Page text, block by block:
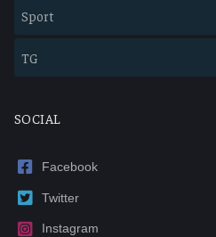
Sport
TG
SOCIAL
Facebook
Twitter
Instagram